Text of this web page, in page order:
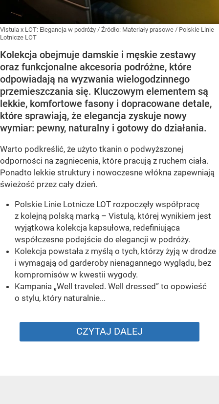
Vistula x LOT: Elegancja w podróży / Źródło: Materiały prasowe / Polskie Linie
Lotnicze LOT
Kolekcja obejmuje damskie i męskie zestawy
oraz funkcjonalne akcesoria podróżne, które
odpowiadają na wyzwania wielogodzinnego
przemieszczania się. Kluczowym elementem są
lekkie, komfortowe fasony i dopracowane detale,
które sprawiają, że elegancja zyskuje nowy
wymiar: pewny, naturalny i gotowy do działania.
Warto podkreślić, że użyto tkanin o podwyższonej
odporności na zagniecenia, które pracują z ruchem ciała.
Ponadto lekkie struktury i nowoczesne włókna zapewniają
świeżość przez cały dzień.
Polskie Linie Lotnicze LOT rozpoczęły współpracę
z kolejną polską marką – Vistulą, której wynikiem jest
wyjątkowa kolekcja kapsułowa, redefiniująca
współczesne podejście do elegancji w podróży.
Kolekcja powstała z myślą o tych, którzy żyją w drodze
i wymagają od garderoby nienagannego wyglądu, bez
kompromisów w kwestii wygody.
Kampania „Well traveled. Well dressed” to opowieść
o stylu, który naturalnie...
CZYTAJ DALEJ